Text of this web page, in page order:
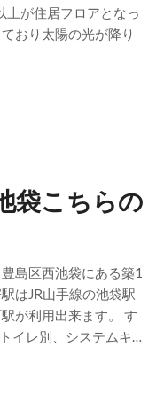
上が住居フロアとなっ
おり太陽の光が降り
袋こちらの
島区西池袋にある築1
はJR山手線の池袋駅
が利用出来ます。 す
イレ別、システムキ…